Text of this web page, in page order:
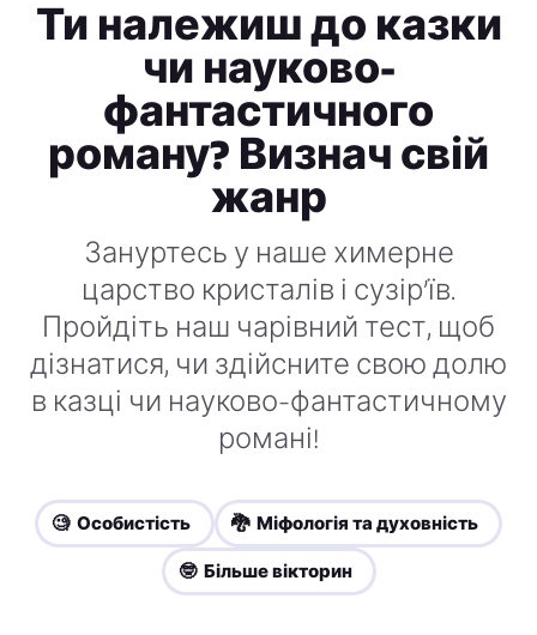
Ти належиш до казки
чи науково-
фантастичного
роману? Визнач свій
жанр
Зануртесь у наше химерне
царство кристалів і сузір’їв.
Пройдіть наш чарівний тест, щоб
дізнатися, чи здійсните свою долю
в казці чи науково-фантастичному
романі!
🧐 Особистість 🐉 Міфологія та духовність
🤓 Більше вікторин